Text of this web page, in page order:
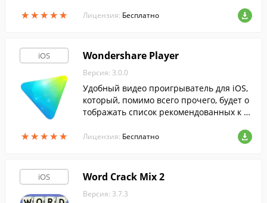
★★★★★
★★★★★ Лицензия: Бесплатно
iOS
★★★★★
★★★★★
Wondershare Player
Версия: 3.0.0
Удобный видео проигрыватель для iOS,
который, помимо всего прочего, будет о
тображать список рекомендованных к п
та.
Лицензия: Бесплатно
iOS Word Crack Mix 2
Версия: 3.7.3